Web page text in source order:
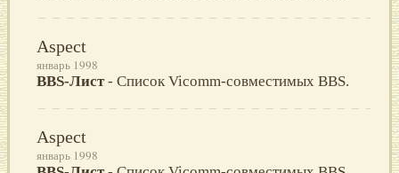
Aspect
январь 1998
BBS-Лист- Список Vicomm-совместимых BBS.
Aspect
январь 1998